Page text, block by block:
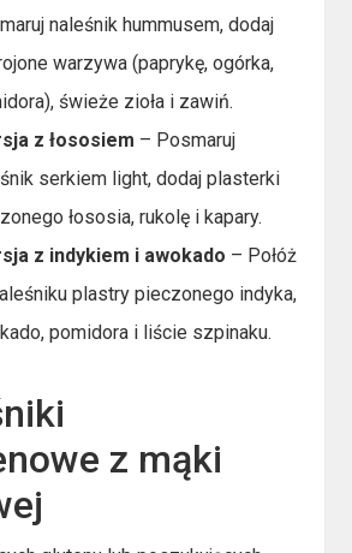
naleśnik hummusem, dodaj
warzywa (paprykę, ogórka,
świeże zioła i zawiń.
z łososiem – Posmaruj
serkiem light, dodaj plasterki
łososia, rukolę i kapary.
z indykiem i awokado – Połóż
plastry pieczonego indyka,
pomidora i liście szpinaku.
z mąki